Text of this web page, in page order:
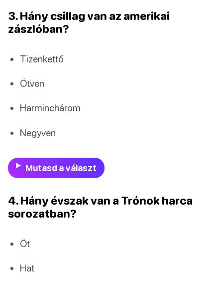
3. Hány csillag van az amerikai
zászlóban?
Tizenkettő
Ötven
Harminchárom
Negyven
Mutasd a választ
4. Hány évszak van a Trónok harca
sorozatban?
Öt
Hat